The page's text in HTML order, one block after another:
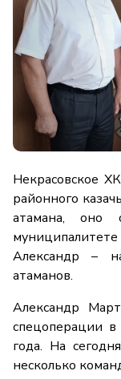
Некрасовское
районного
атамана, оно
Александр –
атаманов.
Александр
спецоперации
года. На
несколько